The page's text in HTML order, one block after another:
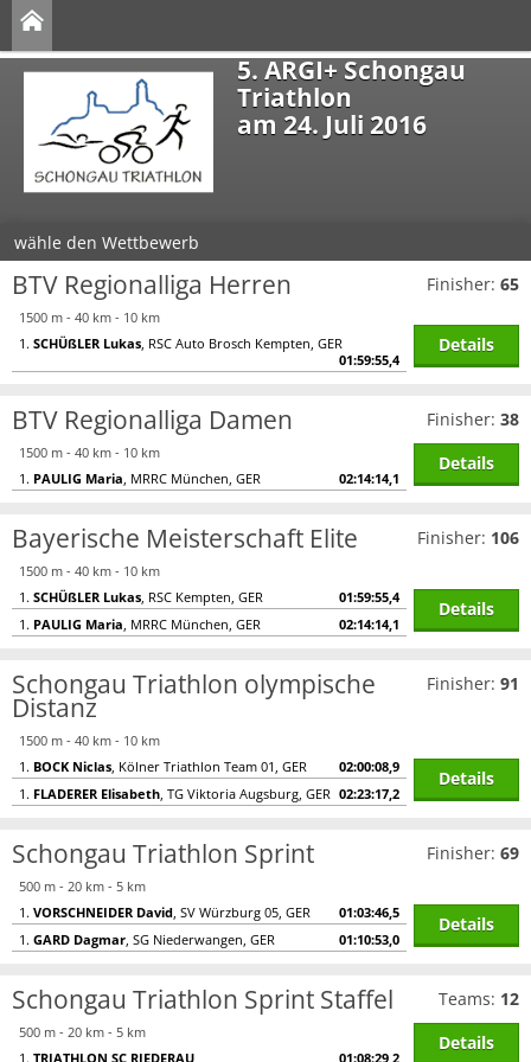
5. ARGI+ Schongau
Triathlon
am 24. Juli 2016
wähle den Wettbewerb
BTV Regionalliga Herren
1500 m - 40 km - 10 km
1. SCHÜßLER Lukas, RSC Auto Brosch Kempten, GER
01:59:55,4
Finisher: 65
Details
BTV Regionalliga Damen
1500 m - 40 km - 10 km
1. PAULIG Maria, MRRC München, GER 02:14:14,1
Finisher: 38
Details
Bayerische Meisterschaft Elite
1500 m - 40 km - 10 km
1. SCHÜßLER Lukas, RSC Kempten, GER
01:59:55,4
1. PAULIG Maria, MRRC München, GER 02:14:14,1
Finisher: 106
Details
Schongau Triathlon olympische
Distanz
1500 m - 40 km - 10 km
1. BOCK Niclas, Kölner Triathlon Team 01, GER
02:00:08,9
1. FLADERER Elisabeth, TG Viktoria Augsburg, GER 02:23:17,2
Finisher: 91
Details
Schongau Triathlon Sprint
500 m - 20 km - 5 km
1. VORSCHNEIDER David, SV Würzburg 05, GER
01:03:46,5
1. GARD Dagmar, SG Niederwangen, GER 01:10:53,0
Finisher: 69
Details
Schongau Triathlon Sprint Staffel
500 m - 20 km - 5 km
1. TRIATHLON SC RIEDERAU 01:08:29,2
Teams: 12
Details